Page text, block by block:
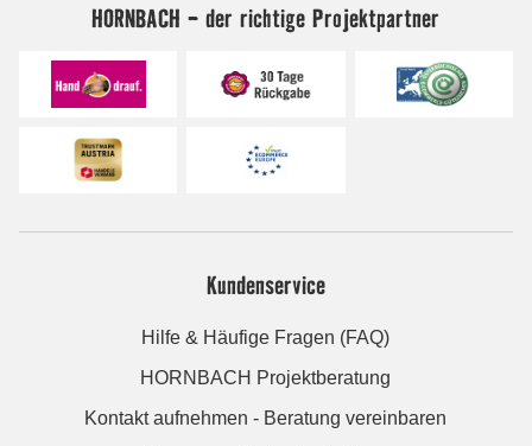
HORNBACH - der richtige Projektpartner
Kundenservice
Hilfe & Häufige Fragen (FAQ)
HORNBACH Projektberatung
Kontakt aufnehmen - Beratung vereinbaren